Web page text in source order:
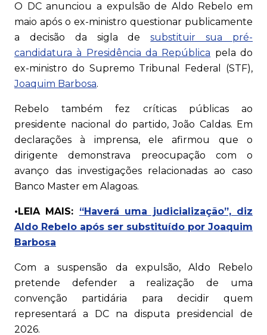
O DC anunciou a expulsão de Aldo Rebelo em
maio após o ex-ministro questionar publicamente
a decisão da sigla desubstituir sua pré-
candidatura à Presidência da República pela do
ex-ministro do Supremo Tribunal Federal (STF),
Joaquim Barbosa.
Rebelo também fez críticas públicas ao
presidente nacional do partido, João Caldas. Em
declarações à imprensa, ele afirmou que o
dirigente demonstrava preocupação com o
avanço das investigações relacionadas ao caso
Banco Master em Alagoas.
•LEIA MAIS: “Haverá uma judicialização”, diz
Aldo Rebelo após ser substituído por Joaquim
Barbosa
Com a suspensão da expulsão, Aldo Rebelo
pretende defender a realização de uma
convenção partidária para decidir quem
representará a DC na disputa presidencial de
2026.